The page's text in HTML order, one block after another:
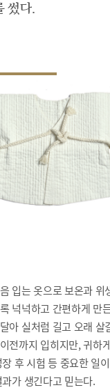
썼다.
입는 옷으로 보온과 위
넉넉하고 간편하게 만
아 실처럼 길고 오래 살
전까지 입히지만, 귀하
후 시험 등 중요한 일
가 생긴다고 믿는다.